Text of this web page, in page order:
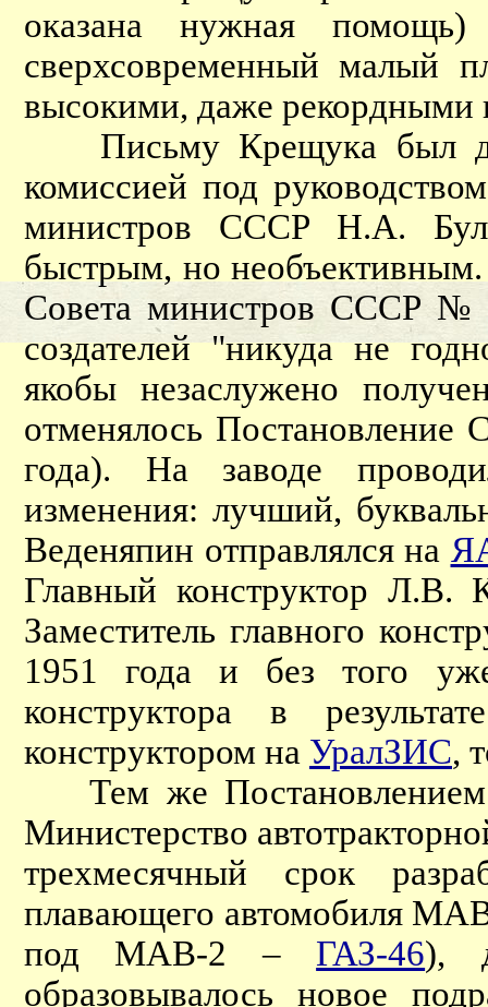
оказана нужная помощь)
сверхсовременный малый
высокими, даже рекордными
Письму Крещука был
комиссией под
министров СССР Н.А.
быстрым, но
Совета министров СССР №
создателей "никуда не
якобы незаслужено
отменялось Постановление
года). На заводе
изменения: лучший,
Веденяпин отправлялся на
Главный конструктор
Заместитель главного
1951 года и без того
конструктора в
конструктором на УралЗИС,
Тем же Постановлением
Министерство
трехмесячный срок
плавающего автомобиля
под МАВ-2 – ГАЗ-46),
образовывалось новое